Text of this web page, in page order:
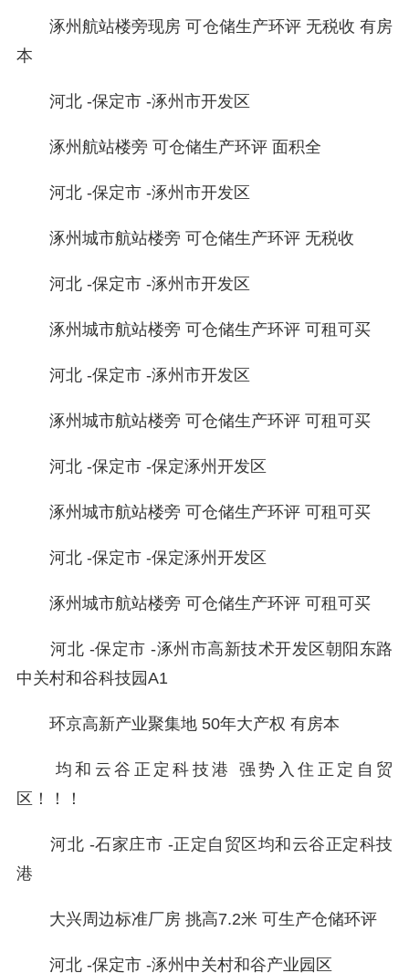
涿州航站楼旁现房 可仓储生产环评 无税收 有房
本
河北 -保定市 -涿州市开发区
涿州航站楼旁 可仓储生产环评 面积全
河北 -保定市 -涿州市开发区
涿州城市航站楼旁 可仓储生产环评 无税收
河北 -保定市 -涿州市开发区
涿州城市航站楼旁 可仓储生产环评 可租可买
河北 -保定市 -涿州市开发区
涿州城市航站楼旁 可仓储生产环评 可租可买
河北 -保定市 -保定涿州开发区
涿州城市航站楼旁 可仓储生产环评 可租可买
河北 -保定市 -保定涿州开发区
涿州城市航站楼旁 可仓储生产环评 可租可买
河北 -保定市 -涿州市高新技术开发区朝阳东路
中关村和谷科技园A1
环京高新产业聚集地 50年大产权 有房本
均和云谷正定科技港 强势入住正定自贸
区！！！
河北 -石家庄市 -正定自贸区均和云谷正定科技
港
大兴周边标准厂房 挑高7.2米 可生产仓储环评
河北 -保定市 -涿州中关村和谷产业园区